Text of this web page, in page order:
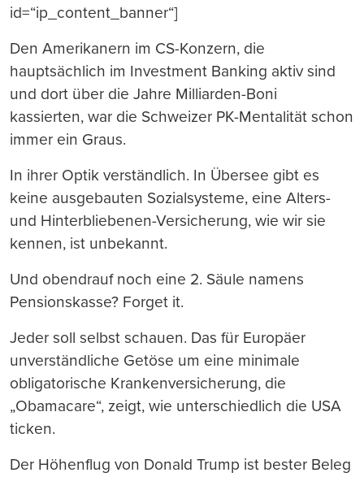
id=“ip_content_banner“]
Den Amerikanern im CS-Konzern, die
hauptsächlich im Investment Banking aktiv sind
und dort über die Jahre Milliarden-Boni
kassierten, war die Schweizer PK-Mentalität schon
immer ein Graus.
In ihrer Optik verständlich. In Übersee gibt es
keine ausgebauten Sozialsysteme, eine Alters-
und Hinterbliebenen-Versicherung, wie wir sie
kennen, ist unbekannt.
Und obendrauf noch eine 2. Säule namens
Pensionskasse? Forget it.
Jeder soll selbst schauen. Das für Europäer
unverständliche Getöse um eine minimale
obligatorische Krankenversicherung, die
„Obamacare“, zeigt, wie unterschiedlich die USA
ticken.
Der Höhenflug von Donald Trump ist bester Beleg